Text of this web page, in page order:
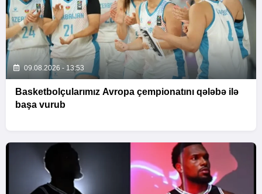
09.08.2026 - 13:53
Basketbolçularımız Avropa çempionatını qələbə ilə
başa vurub